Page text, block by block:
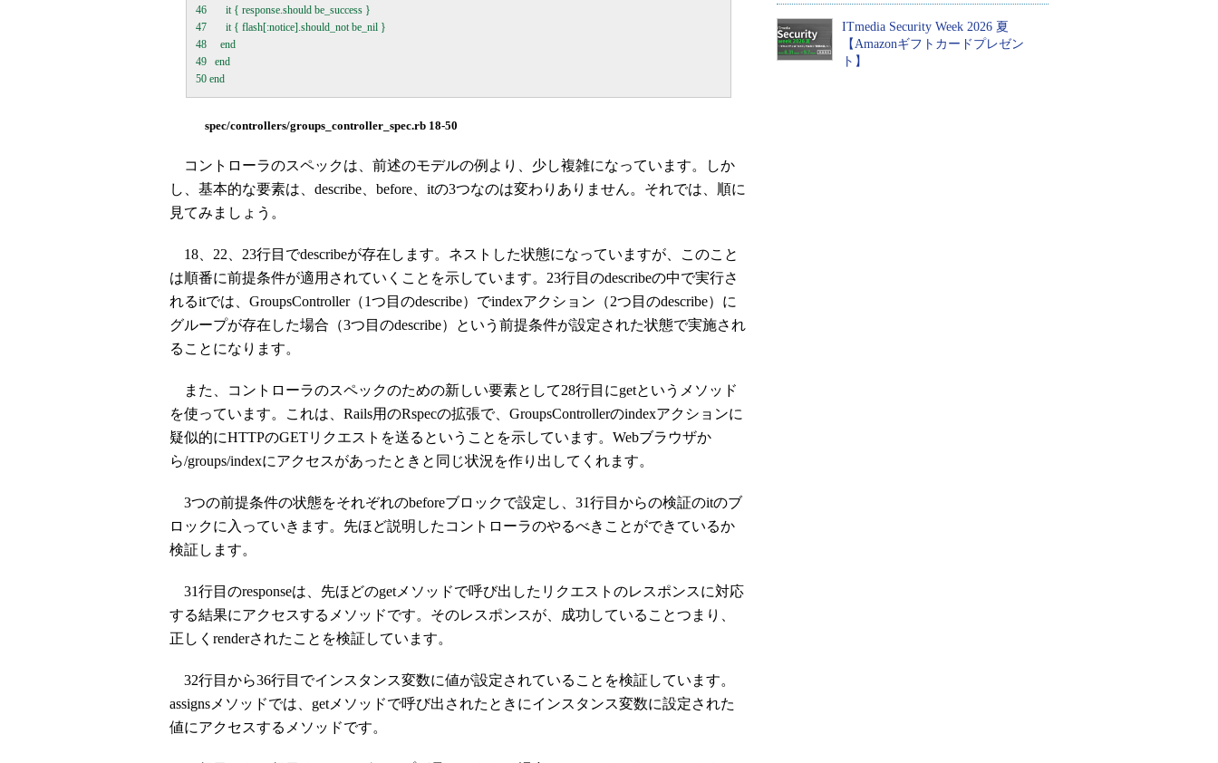
46       it { response.should be_success }
47       it { flash[:notice].should_not be_nil }
48     end
49   end
50 end
spec/controllers/groups_controller_spec.rb 18-50
コントローラのスペックは、前述のモデルの例より、少し複雑になっています。しか
し、基本的な要素は、describe、before、itの3つなのは変わりありません。それでは、順に
見てみましょう。
18、22、23行目でdescribeが存在します。ネストした状態になっていますが、このこと
は順番に前提条件が適用されていくことを示しています。23行目のdescribeの中で実行さ
れるitでは、GroupsController（1つ目のdescribe）でindexアクション（2つ目のdescribe）に
グループが存在した場合（3つ目のdescribe）という前提条件が設定された状態で実施され
ることになります。
また、コントローラのスペックのための新しい要素として28行目にgetというメソッド
を使っています。これは、Rails用のRspecの拡張で、GroupsControllerのindexアクションに
疑似的にHTTPのGETリクエストを送るということを示しています。Webブラウザか
ら/groups/indexにアクセスがあったときと同じ状況を作り出してくれます。
3つの前提条件の状態をそれぞれのbeforeブロックで設定し、31行目からの検証のitのブ
ロックに入っていきます。先ほど説明したコントローラのやるべきことができているか
検証します。
31行目のresponseは、先ほどのgetメソッドで呼び出したリクエストのレスポンスに対応
する結果にアクセスするメソッドです。そのレスポンスが、成功していることつまり、
正しくrenderされたことを検証しています。
32行目から36行目でインスタンス変数に値が設定されていることを検証しています。
assignsメソッドでは、getメソッドで呼び出されたときにインスタンス変数に設定された
値にアクセスするメソッドです。
ITmedia Security Week 2026 夏
【Amazonギフトカードプレゼン
ト】